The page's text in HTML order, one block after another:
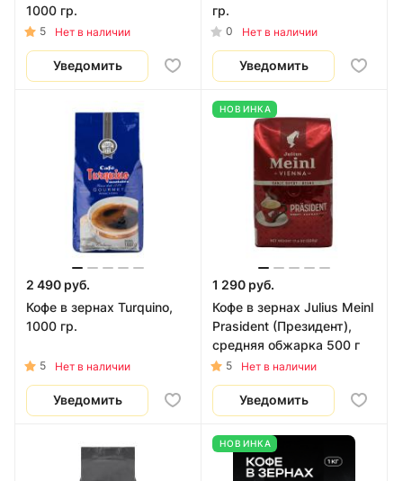
1000 гр.
5 Нет в наличии
Уведомить
гр.
0 Нет в наличии
Уведомить
2 490 руб.
Кофе в зернах Turquino,
1000 гр.
5 Нет в наличии
Уведомить
НОВИНКА
1 290 руб.
Кофе в зернах Julius Meinl
Prasident (Президент),
средняя обжарка 500 г
5 Нет в наличии
Уведомить
НОВИНКА